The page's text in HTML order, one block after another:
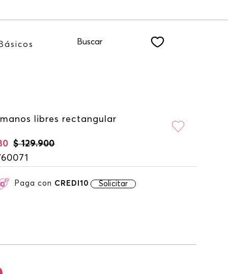
a nuestro NEWSLETTER
Básicos Buscar
libres rectangular
$ 129.900
Paga con CREDI10 Solicitar